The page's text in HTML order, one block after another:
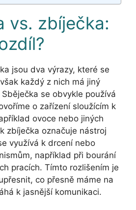
vs. zbíječka:
jsou dva výrazy, které se
každý z nich má jiný
se obvykle používá
o zařízení sloužícím k
ovoce nebo jiných
zbíječka označuje nástroj
využívá k drcení nebo
například při bourání
pracích. Tímto rozlišením je
co přesně máme na
k jasnější komunikaci.